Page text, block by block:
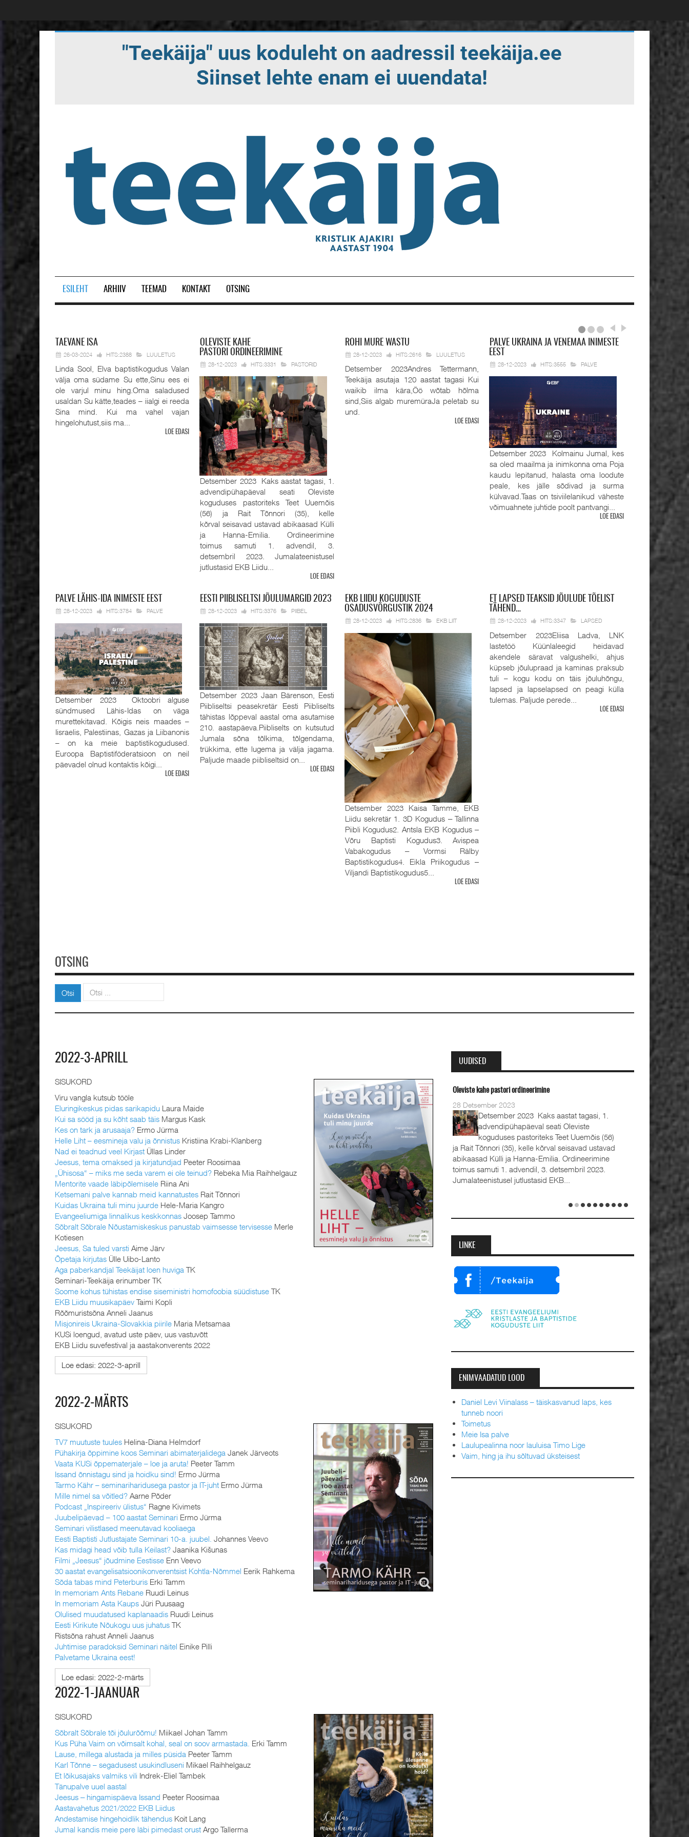
ESILEHT ARHIIV TEEMAD KONTAKT OTSING
TAEVANE ISA
26-03-2024 HITS:2388 LUULETUS
Linda Sool, Elva baptistikogudus Valan
välja oma südame Su ette,Sinu ees ei
ole varjul minu hing.Oma saladused
usaldan Su kätte,teades – iialgi ei reeda
Sina mind. Kui ma vahel vajan
hingelohutust,siis ma...
LOE EDASI
OLEVISTE KAHE
PASTORI ORDINEERIMINE
28-12-2023 HITS:3331 PASTORID
Detsember 2023 Kaks aastat tagasi, 1.
advendipühapäeval seati Oleviste
koguduses pastoriteks Teet Uuemõis
(56) ja Rait Tõnnori (35), kelle
kõrval seisavad ustavad abikaasad Külli
ja Hanna-Emilia. Ordineerimine
toimus samuti 1. advendil, 3.
detsembril 2023. Jumalateenistusel
jutlustasid EKB Liidu...
LOE EDASI
ROHI MURE WASTU
28-12-2023 HITS:2616 LUULETUS
Detsember 2023Andres Tettermann,
Teekäija asutaja 120 aastat tagasi Kui
waikib ilma kära,Öö wõtab hõlma
sind,Siis algab muremüraJa peletab su
und.
LOE EDASI
PALVE UKRAINA JA VENEMAA INIMESTE
EEST
28-12-2023 HITS:3555 PALVE
Detsember 2023 Kolmainu Jumal, kes
sa oled maailma ja inimkonna oma Poja
kaudu lepitanud, halasta oma loodute
peale, kes jälle sõdivad ja surma
külvavad.Taas on tsiviilelanikud väheste
võimuahnete juhtide poolt pantvangi...
LOE EDASI
PALVE LÄHIS-IDA INIMESTE EEST
28-12-2023 HITS:3784 PALVE
Detsember 2023 Oktoobri alguse
sündmused Lähis-Idas on väga
murettekitavad. Kõigis neis maades –
Iisraelis, Palestiinas, Gazas ja Liibanonis
– on ka meie baptistikogudused.
Euroopa Baptistiföderatsioon on neil
päevadel olnud kontaktis kõigi...
LOE EDASI
EESTI PIIBLISELTSI JÕULUMARGID 2023
28-12-2023 HITS:3376 PIIBEL
Detsember 2023 Jaan Bärenson, Eesti
Piibliseltsi peasekretär Eesti Piibliselts
tähistas lõppeval aastal oma asutamise
210. aastapäeva.Piibliselts on kutsutud
Jumala sõna tõlkima, tõlgendama,
trükkima, ette lugema ja välja jagama.
Paljude maade piibliseltsid on...
LOE EDASI
EKBLIIDU KOGUDUSTE
OSADUSVÕRGUSTIK 2024
28-12-2023 HITS:2836 EKB LIIT
Detsember 2023 Kaisa Tamme, EKB
Liidu sekretär 1. 3D Kogudus ‒ Tallinna
Piibli Kogudus2. Antsla EKB Kogudus ‒
Võru Baptisti Kogudus3. Avispea
Vabakogudus ‒ Vormsi Rälby
Baptistikogudus4. Eikla Priikogudus ‒
Viljandi Baptistikogudus5...
LOE EDASI
ET
LAPSED TEAKSID JÕULUDE TÕELIST
TÄHEND…
28-12-2023 HITS:3347 LAPSED
Detsember 2023Eliisa Ladva, LNK
lastetöö Küünlaleegid heidavad
akendele säravat valgushelki, ahjus
küpseb jõulupraad ja kaminas praksub
tuli – kogu kodu on täis jõuluhõngu,
lapsed ja lapselapsed on peagi külla
tulemas. Paljude perede...
LOE EDASI
OTSING
Otsi Otsi
2022-3-APRILL
SISUKORD
Viru vangla kutsub tööle
Eluringikeskus pidas sarikapidu Laura Maide
Kui sa sööd ja su kõht saab täis Margus Kask
Kes on tark ja arusaaja? Ermo Jürma
Helle Liht – eesmineja valu ja õnnistus Kristiina Krabi-Klanberg
Nad ei teadnud veel Kirjast Üllas Linder
Jeesus, tema omaksed ja kirjatundjad Peeter Roosimaa
„Ühisosa“ – miks me seda varem ei ole teinud? Rebeka Mia Raihhelgauz
Mentorite vaade läbipõlemisele Riina Ani
Ketsemani palve kannab meid kannatustes Rait Tõnnori
Kuidas Ukraina tuli minu juurde Hele-Maria Kangro
Evangeeliumiga linnalikus keskkonnas Joosep Tammo
Sõbralt Sõbrale Nõustamiskeskus panustab vaimsesse tervisesse Merle
Kotiesen
Jeesus, Sa tuled varsti Aime Järv
Õpetaja kirjutas Ülle Uibo-Lanto
Aga paberkandjal Teekäijat loen huviga TK
Seminari-Teekäija erinumber TK
Soome kohus tühistas endise siseministri homofoobia süüdistuse TK
EKB Liidu muusikapäev Taimi Kopli
Rõõmuristsõna Anneli Jaanus
Misjonireis Ukraina-Slovakkia piirile Maria Metsamaa
KUSi loengud, avatud uste päev, uus vastuvõtt
EKB Liidu suvefestival ja aastakonverents 2022
Loe edasi: 2022-3-aprill
2022-2-MÄRTS
SISUKORD
TV7 muutuste tuules Helina-Diana Helmdorf
Pühakirja õppimine koos Seminari abimaterjalidega Janek Järveots
Vaata KUSi õppematerjale – loe ja aruta! Peeter Tamm
Issand õnnistagu sind ja hoidku sind! Ermo Jürma
Tarmo Kähr – seminariharidusega pastor ja IT-juht Ermo Jürma
Mille nimel sa võitled? Aarne Põder
Podcast „Inspireeriv ülistus“ Ragne Kivimets
Juubelipäevad – 100 aastat Seminari Ermo Jürma
Seminari vilistlased meenutavad kooliaega
Eesti Baptisti Jutlustajate Seminari 10-a. juubel. Johannes Veevo
Kas midagi head võib tulla Keilast? Jaanika Kišunas
Filmi „Jeesus“ jõudmine Eestisse Enn Veevo
30 aastat evangelisatsioonikonverentsist Kohtla-Nõmmel Eerik Rahkema
Sõda tabas mind Peterburis Erki Tamm
In memoriam Ants Rebane Ruudi Leinus
In memoriam Asta Kaups Jüri Puusaag
Olulised muudatused kaplanaadis Ruudi Leinus
Eesti Kirikute Nõukogu uus juhatus TK
Ristsõna rahust Anneli Jaanus
Juhtimise paradoksid Seminari näitel Einike Pilli
Palvetame Ukraina eest!
Loe edasi: 2022-2-märts
2022-1-JAANUAR
SISUKORD
Sõbralt Sõbrale tõi jõulurõõmu! Miikael Johan Tamm
Kus Püha Vaim on võimsalt kohal, seal on soov armastada. Erki Tamm
Lause, millega alustada ja milles püsida Peeter Tamm
Karl Tõnne – segadusest usukindluseni Mikael Raihhelgauz
Et lõikusajaks valmiks vili Indrek-Eliel Tambek
Tänupalve uuel aastal
Jeesus ‒ hingamispäeva Issand Peeter Roosimaa
Aastavahetus 2021/2022 EKB Liidus
Andestamise hingehoidlik tähendus Koit Lang
Jumal kandis meie pere läbi pimedast orust Argo Tallerma
UUDISED
Oleviste kahe pastori ordineerimine
28 Detsember 2023
Detsember 2023 Kaks aastat tagasi, 1.
advendipühapäeval seati Oleviste
koguduses pastoriteks Teet Uuemõis (56)
ja Rait Tõnnori (35), kelle kõrval seisavad ustavad
abikaasad Külli ja Hanna-Emilia. Ordineerimine
toimus samuti 1. advendil, 3. detsembril 2023.
Jumalateenistusel jutlustasid EKB...
LINKE
ENIMVAADATUD LOOD
Daniel Levi Viinalass – täiskasvanud laps, kes
tunneb noori
Toimetus
Meie Isa palve
Laulupealinna noor lauluisa Timo Lige
Vaim, hing ja ihu sõltuvad üksteisest